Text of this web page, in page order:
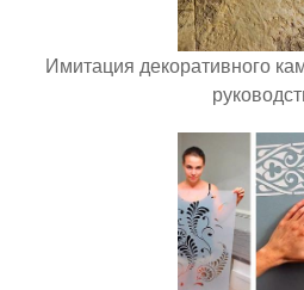
Имитация декоративного